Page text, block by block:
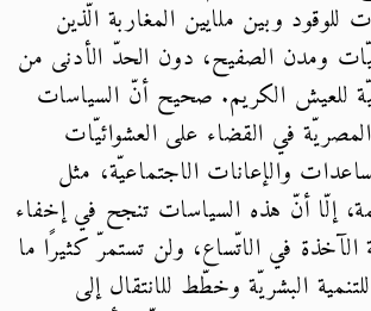
وبين ملايين المغاربة الّذين
ومدن الصفيح، دون الحدّ الأدنى من
للعيش الكريم. صحيح أنّ السياسات
في القضاء على العشوائيّات
والإعانات الاجتماعيّة، مثل
إلّا أنّ هذه السياسات تنجح في إخفاء
الآخذة في الاتّساع، ولن تستمرّ كثيرًا ما
البشريّة وخطّط للانتقال إلى